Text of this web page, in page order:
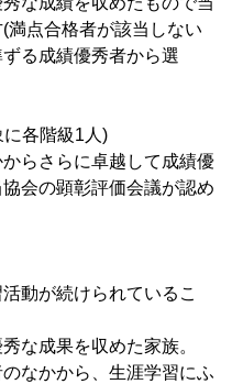
満点合格者が該当しない
る成績優秀者から選
各階級1人)
らさらに卓越して成績優
会の顕彰評価会議が認め
動が続けられているこ
な成果を収めた家族。
なかから、生涯学習にふ